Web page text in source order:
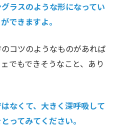
ラスのような形になってい
できますよ。
コツのようなものがあれば
でもできそうなこと、あり
なくて、大きく深呼吸して
ってみてください。